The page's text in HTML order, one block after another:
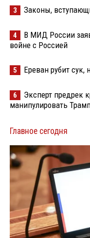
3 Законы,
4
В МИД России
войне с Россией
5 Ереван рубит сук,
6
Эксперт предрек
манипулировать
Главное сегодня